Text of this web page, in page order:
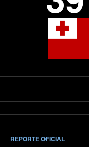
REPORTE OFICIAL